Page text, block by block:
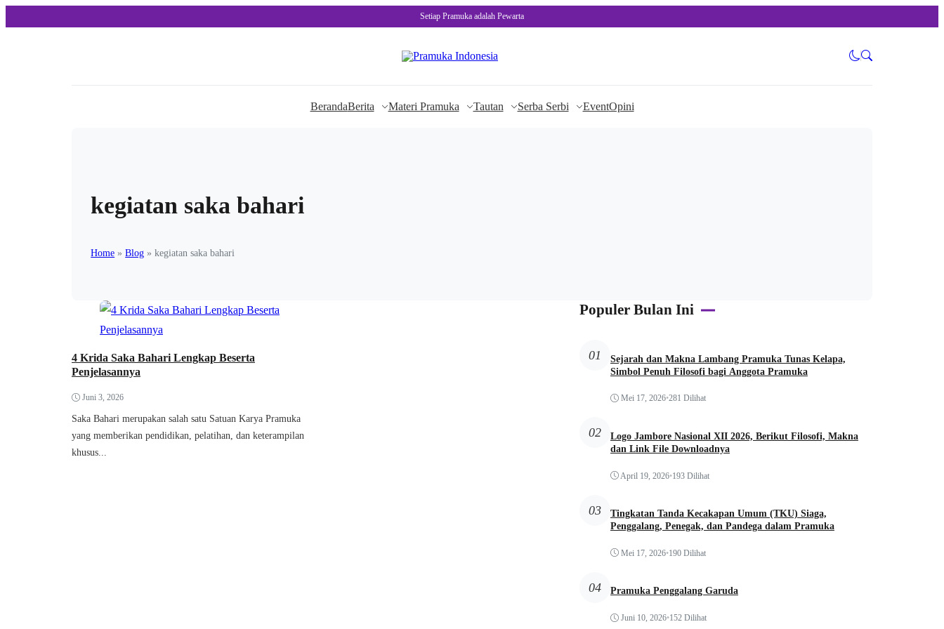
Setiap Pramuka adalah Pewarta
BerandaBerita Materi Pramuka Tautan Serba Serbi EventOpini
kegiatan saka bahari
Home »Blog »kegiatan saka bahari
4 Krida Saka Bahari Lengkap Beserta
Penjelasannya
Juni 3, 2026
Saka Bahari merupakan salah satu Satuan Karya Pramuka
yang memberikan pendidikan, pelatihan, dan keterampilan
khusus...
Populer Bulan Ini
01
Sejarah dan Makna Lambang Pramuka Tunas Kelapa,
Simbol Penuh Filosofi bagi Anggota Pramuka
Mei 17, 2026•281 Dilihat
02
Logo Jambore Nasional XII 2026, Berikut Filosofi, Makna
dan Link File Downloadnya
April 19, 2026•193 Dilihat
03
Tingkatan Tanda Kecakapan Umum (TKU) Siaga,
Penggalang, Penegak, dan Pandega dalam Pramuka
Mei 17, 2026•190 Dilihat
04 Pramuka Penggalang Garuda
Juni 10, 2026•152 Dilihat